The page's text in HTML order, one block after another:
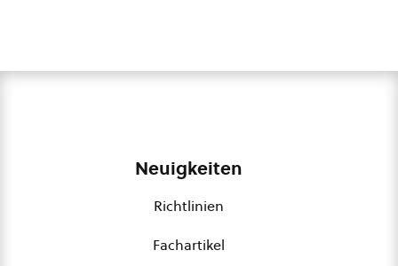
Neuigkeiten
Richtlinien
Fachartikel